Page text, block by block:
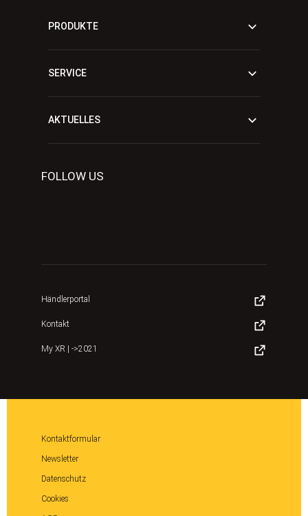
PRODUKTE
SERVICE
AKTUELLES
FOLLOW US
Händlerportal
Kontakt
My XR | ->2021
Kontaktformular
Newsletter
Datenschutz
Cookies